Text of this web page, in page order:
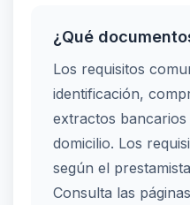
¿Qué
Los requisitos
identificación,
extractos
domicilio. Los
según el
Consulta las